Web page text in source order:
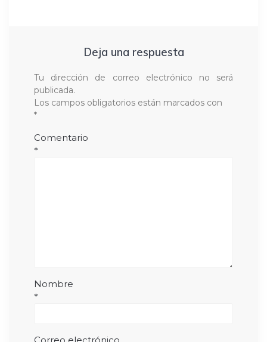
Deja una respuesta
Tu dirección de correo electrónico no será
publicada.
Los campos obligatorios están marcados con
*
Comentario
*
Nombre
*